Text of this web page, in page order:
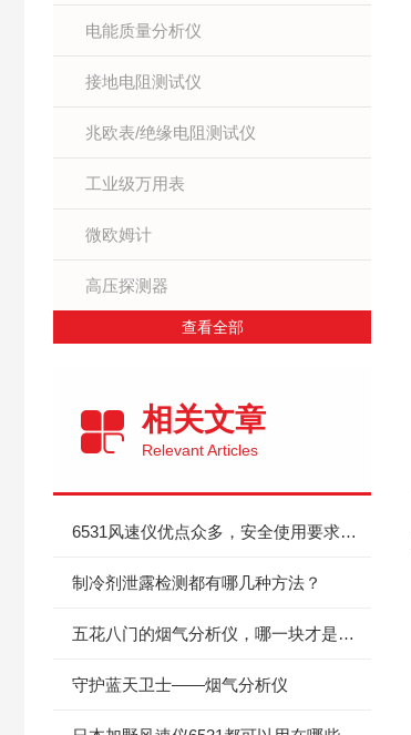
电能质量分析仪
接地电阻测试仪
兆欧表/绝缘电阻测试仪
工业级万用表
微欧姆计
高压探测器
查看全部
相关文章
Relevant Articles
6531风速仪优点众多，安全使用要求一定不能少
制冷剂泄露检测都有哪几种方法？
五花八门的烟气分析仪，哪一块才是心仪的，要选型参考看这里！
守护蓝天卫士——烟气分析仪